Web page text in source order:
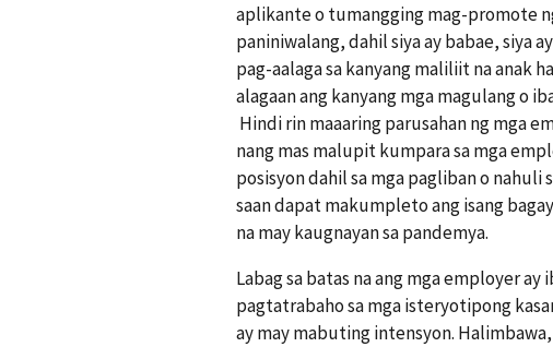
aplikante o tumangging mag-promote
paniniwalang, dahil siya ay babae, siya
pag-aalaga sa kanyang maliliit na anak
alagaan ang kanyang mga magulang o
Hindi rin maaaring parusahan ng mga
nang mas malupit kumpara sa mga
posisyon dahil sa mga pagliban o nahuli
saan dapat makumpleto ang isang
na may kaugnayan sa pandemya.
Labag sa batas na ang mga employer ay
pagtatrabaho sa mga isteryotipong
ay may mabuting intensyon.